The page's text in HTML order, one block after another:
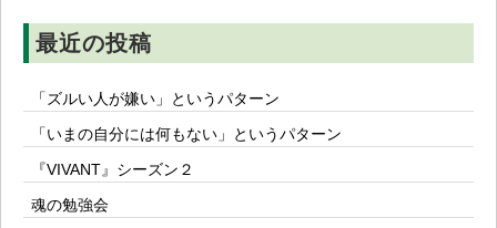
最近の投稿
「ズルい人が嫌い」というパターン
「いまの自分には何もない」というパターン
『VIVANT』シーズン２
魂の勉強会